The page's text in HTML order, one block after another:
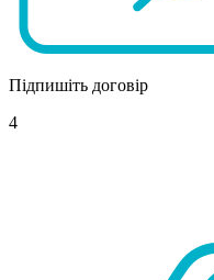
Підпишіть договір
4